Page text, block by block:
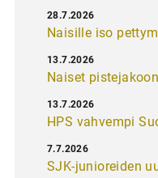
Naisille iso
28.7.2026
Naiset
13.7.2026
HPS vahvempi
13.7.2026
SJK-junioreiden
7.7.2026